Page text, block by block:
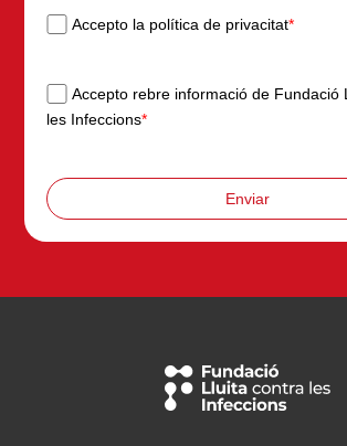
Accepto la política de privacitat*
Accepto rebre informació de Fundació
les Infeccions*
Enviar